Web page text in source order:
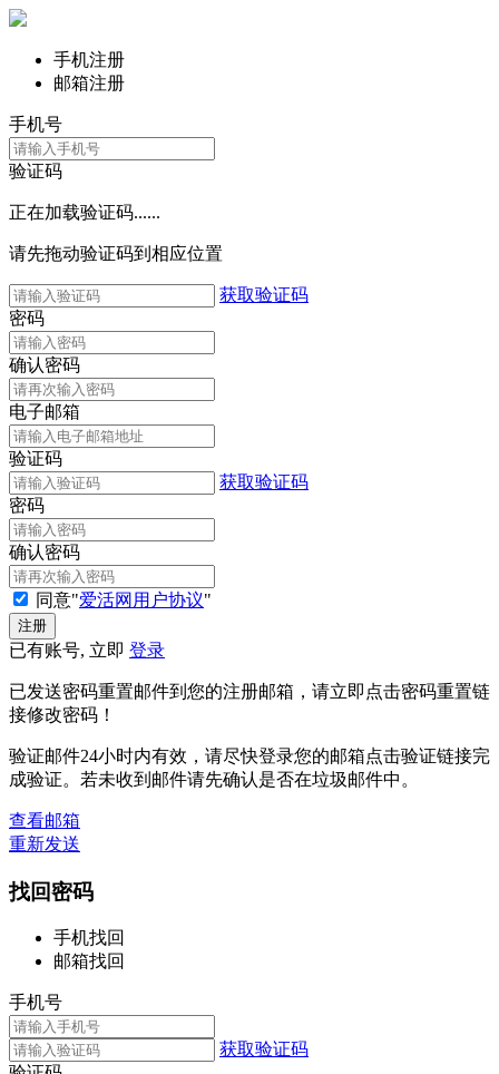
手机注册
邮箱注册
手机号
验证码
正在加载验证码......
请先拖动验证码到相应位置
获取验证码
密码
确认密码
电子邮箱
验证码
获取验证码
密码
确认密码
同意"爱活网用户协议"
已有账号, 立即 登录
已发送密码重置邮件到您的注册邮箱，请立即点击密码重置链
接修改密码！
验证邮件24小时内有效，请尽快登录您的邮箱点击验证链接完
成验证。若未收到邮件请先确认是否在垃圾邮件中。
查看邮箱
重新发送
找回密码
手机找回
邮箱找回
手机号
获取验证码